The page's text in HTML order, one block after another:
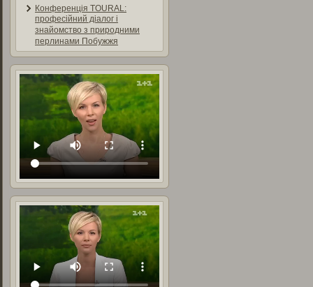
Конференція TOURAL:
професійний діалог і
знайомство з природними
перлинами Побужжя